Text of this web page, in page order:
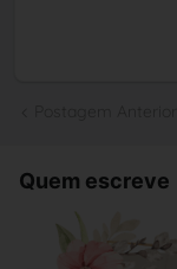
Quem escreve